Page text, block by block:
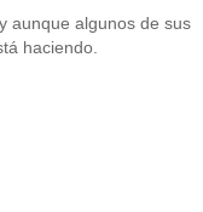
aunque algunos de sus
haciendo.